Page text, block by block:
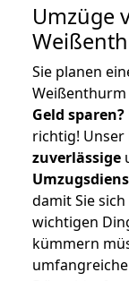
Umzüge
Sie planen
Geld sparen?
richtig!
zuverlässige
damit Sie
wichtigen
kümmern